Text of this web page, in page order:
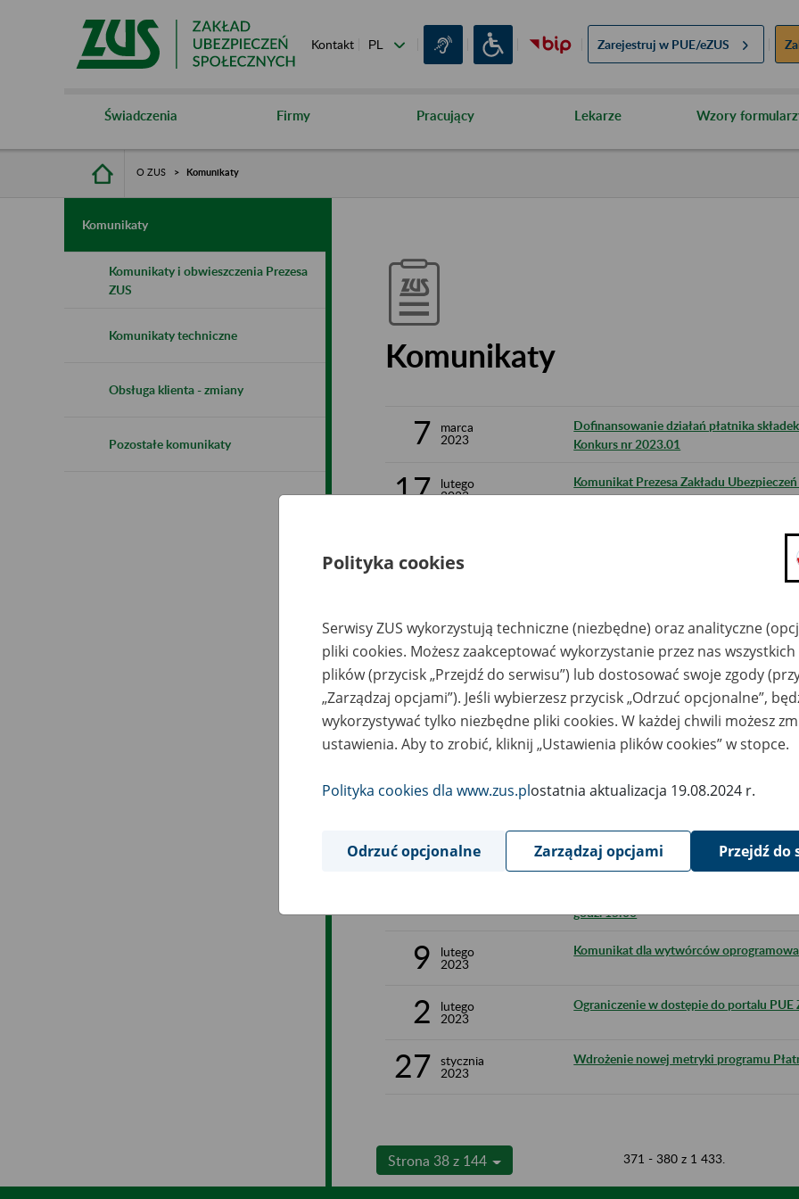
Kontakt Zarejestruj w PUE/eZUS
Świadczenia Firmy Pracujący Lekarze Wzory
O ZUS Komunikaty
Komunikaty
Komunikaty i obwieszczenia Prezesa
ZUS
Komunikaty techniczne
Obsługa klienta - zmiany
Pozostałe komunikaty
Komunikaty
7
marca
2023
Dofinansowanie działań płatnika
Konkurs nr 2023.01
17
lutego
2023
Komunikat Prezesa Zakładu
marca 2023 r.
Komunikat Prezesa Zakładu
wysokości wskaźnika kwartalnej
odsetek za zwłokę i opłaty
16
lutego
2023
Obwieszczenie Prezesa Zakładu
wskaźnika waloryzacji podstawy
świadczenia rehabilitacyjnego w II
16
lutego
2023
Komunikat Prezesa Zakładu
przychodu odpowiadających 70% i
ogłoszonego za IV kwartał 2022 r.
16
Komunikat Prezesa Zakładu
dopuszczalnej kwoty przychodu,
przychodu i rocznej granicznej kwoty
zawieszaniu świadczeń
Obsługa telefonów w sprawach
godz. 15:00
9
lutego
2023
Komunikat dla wytwórców
2
lutego
2023
Ograniczenie w dostępie do portalu PUE
27
stycznia
2023
Wdrożenie nowej metryki programu
Strona 38 z 144 371 - 380 z 1 433.
Polityka cookies
Serwisy ZUS wykorzystują techniczne (niezbędne) oraz analityczne
pliki cookies. Możesz zaakceptować wykorzystanie przez nas
plików (przycisk „Przejdź do serwisu”) lub dostosować swoje zgody
„Zarządzaj opcjami”). Jeśli wybierzesz przycisk „Odrzuć opcjonalne”,
wykorzystywać tylko niezbędne pliki cookies. W każdej chwili możesz
ustawienia. Aby to zrobić, kliknij „Ustawienia plików cookies” w stopce.
Polityka cookies dla www.zus.plostatnia aktualizacja 19.08.2024 r.
Odrzuć opcjonalne Zarządzaj opcjami Przejdź do